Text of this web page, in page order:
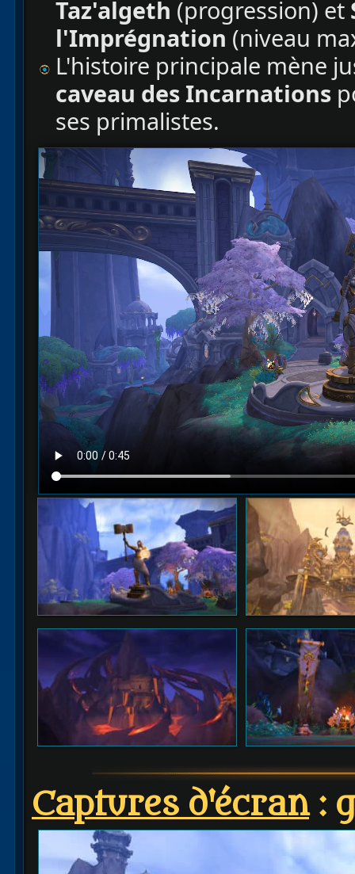
Taz'algeth (progression) et
l'Imprégnation (niveau
L'histoire principale mène
caveau des Incarnations
ses primalistes.
Captures d'écran: